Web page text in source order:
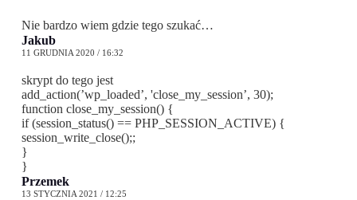
Nie bardzo wiem gdzie tego szukać…
Jakub
11 GRUDNIA 2020 / 16:32
skrypt do tego jest
add_action(’wp_loaded’, 'close_my_session’, 30);
function close_my_session() {
if (session_status() == PHP_SESSION_ACTIVE) {
session_write_close();;
}
}
Przemek
13 STYCZNIA 2021 / 12:25